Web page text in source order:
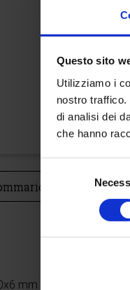
Questo sito
Utilizziamo i
nostro
di analisi dei
che hanno
consenso
mm